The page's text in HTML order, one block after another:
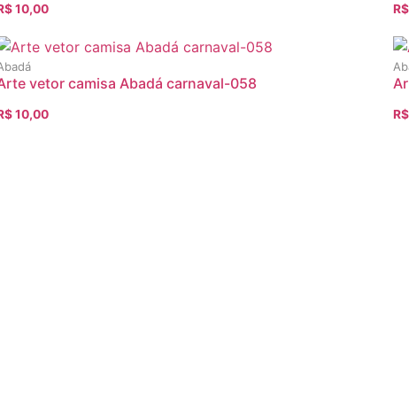
12,00.
10,00
10,00.
O
R$
O
é:
vetor camisa Abadá carnaval-058
10,00
O
R$
O